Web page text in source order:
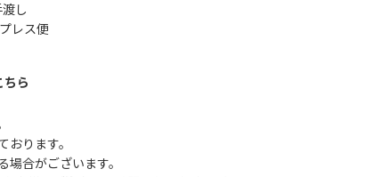
し
レス便
ちら
おります。
場合がございます。